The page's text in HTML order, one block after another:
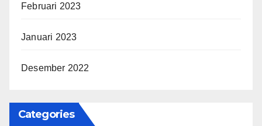
Februari 2023
Januari 2023
Desember 2022
Categories